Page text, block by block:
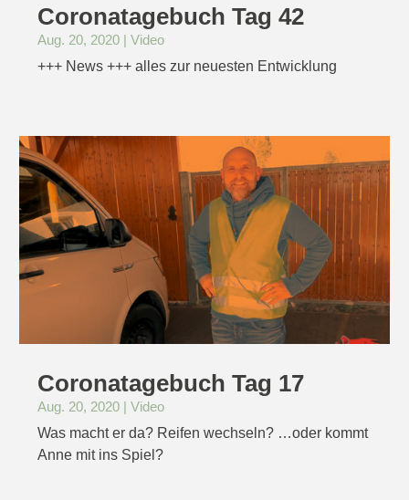
Coronatagebuch Tag 42
Aug. 20, 2020 |Video
+++ News +++ alles zur neuesten Entwicklung
Coronatagebuch Tag 17
Aug. 20, 2020 |Video
Was macht er da? Reifen wechseln? …oder kommt
Anne mit ins Spiel?